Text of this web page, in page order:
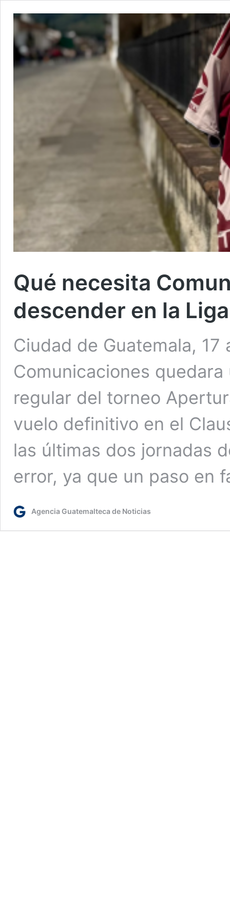
Qué necesita
descender en la
Ciudad de Guatemala,
Comunicaciones
regular del torneo
vuelo definitivo en el
las últimas dos jornadas
error, ya que un paso en
Agencia Guatemalteca de Noticias